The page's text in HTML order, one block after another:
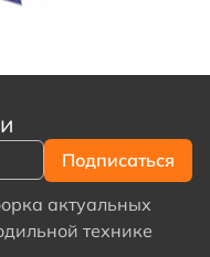
актуальных
технике